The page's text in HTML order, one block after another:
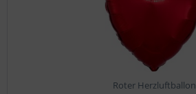
Roter Herzluftballon